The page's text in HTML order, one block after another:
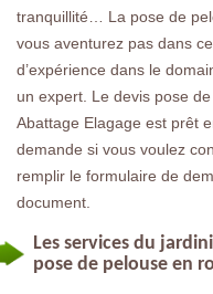
tranquillité… La pose de
vous aventurez pas dans
d’expérience dans le
un expert. Le devis pose
Abattage Elagage est prêt
demande si vous voulez
remplir le formulaire de
document.
Les services du
pose de pelouse en